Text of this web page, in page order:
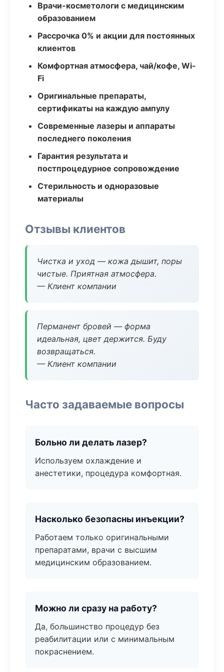
Врачи-косметологи с медицинским
образованием
Рассрочка 0% и акции для постоянных
клиентов
Комфортная атмосфера, чай/кофе, Wi-
Fi
Оригинальные препараты,
сертификаты на каждую ампулу
Современные лазеры и аппараты
последнего поколения
Гарантия результата и
постпроцедурное сопровождение
Стерильность и одноразовые
материалы
Отзывы клиентов
Чистка и уход — кожа дышит, поры
чистые. Приятная атмосфера.
— Клиент компании
Перманент бровей — форма
идеальная, цвет держится. Буду
возвращаться.
— Клиент компании
Часто задаваемые вопросы
Больно ли делать лазер?
Используем охлаждение и
анестетики, процедура комфортная.
Насколько безопасны инъекции?
Работаем только оригинальными
препаратами, врачи с высшим
медицинским образованием.
Можно ли сразу на работу?
Да, большинство процедур без
реабилитации или с минимальным
покраснением.